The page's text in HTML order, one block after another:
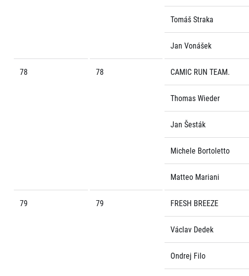
Tomáš Straka
Jan Vonášek
78 78 CAMIC RUN TEAM.
Thomas Wieder
Jan Šesták
Michele Bortoletto
Matteo Mariani
79 79 FRESH BREEZE
Václav Dedek
Ondrej Filo